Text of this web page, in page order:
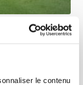
le contenu
ce samedi à